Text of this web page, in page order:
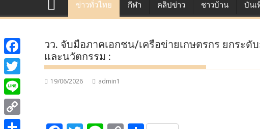
ข่าวทั่วไทย กีฬา คลิปข่าว ชาวบ้าน บันเ
วว. จับมือภาคเอกชน/เครือข่ายเกษตรกร ยกระ
และนวัตกรรม :
19/06/2026 admin1
F
a
c
e
b
T
w
i
L
i
C